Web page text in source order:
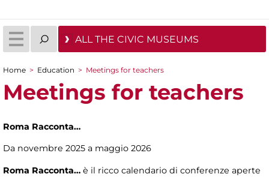
ALL THE CIVIC MUSEUMS
You are here
Home > Education > Meetings for teachers
Meetings for teachers
Roma Racconta…
Da novembre 2025 a maggio 2026
Roma Racconta… è il ricco calendario di conferenze aperte